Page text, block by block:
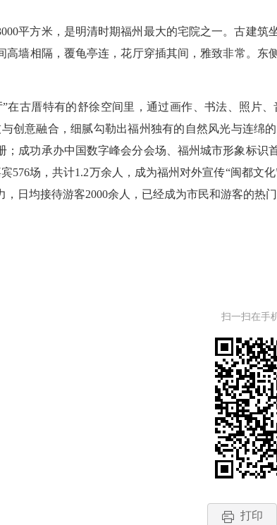
平方米，是明清时期福州最大的宅院之一。古建筑
高墙相隔，覆龟亭连，花厅穿插其间，雅致非常。
古厝特有的舒徐空间里，通过画作、书法、照片、
创意融合，细腻勾勒出福州独有的自然风光与连绵
；成功承办中国数字峰会分会场、福州城市形象标
576场，共计1.2万余人，成为福州对外宣传“闽都文
日均接待游客2000余人，已经成为市民和游客的热门
扫一扫在手
打印